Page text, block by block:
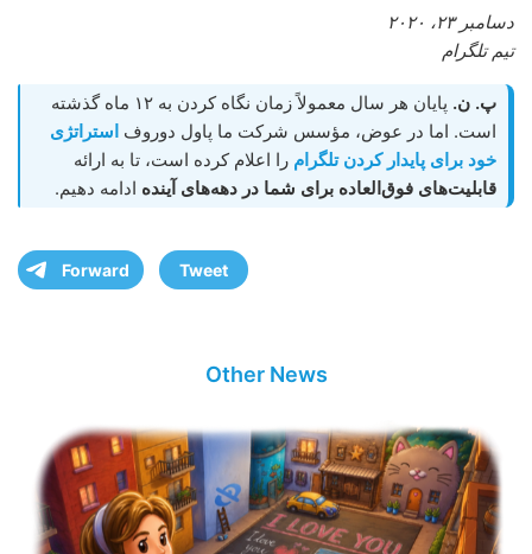
دسامبر ۲۳، ۲۰۲۰
تیم تلگرام
پ. ن.
پایان هر سال معمولاً زمان نگاه کردن به ۱۲ ماه گذشته
است. اما در عوض، مؤسس شرکت ما پاول دوروف استراتژی
خود برای پایدار کردن تلگرام را اعلام کرده است، تا به ارائه
قابلیت‌های فوق‌العاده برای شما در دهه‌های آینده ادامه دهیم.
Forward Tweet
Other News